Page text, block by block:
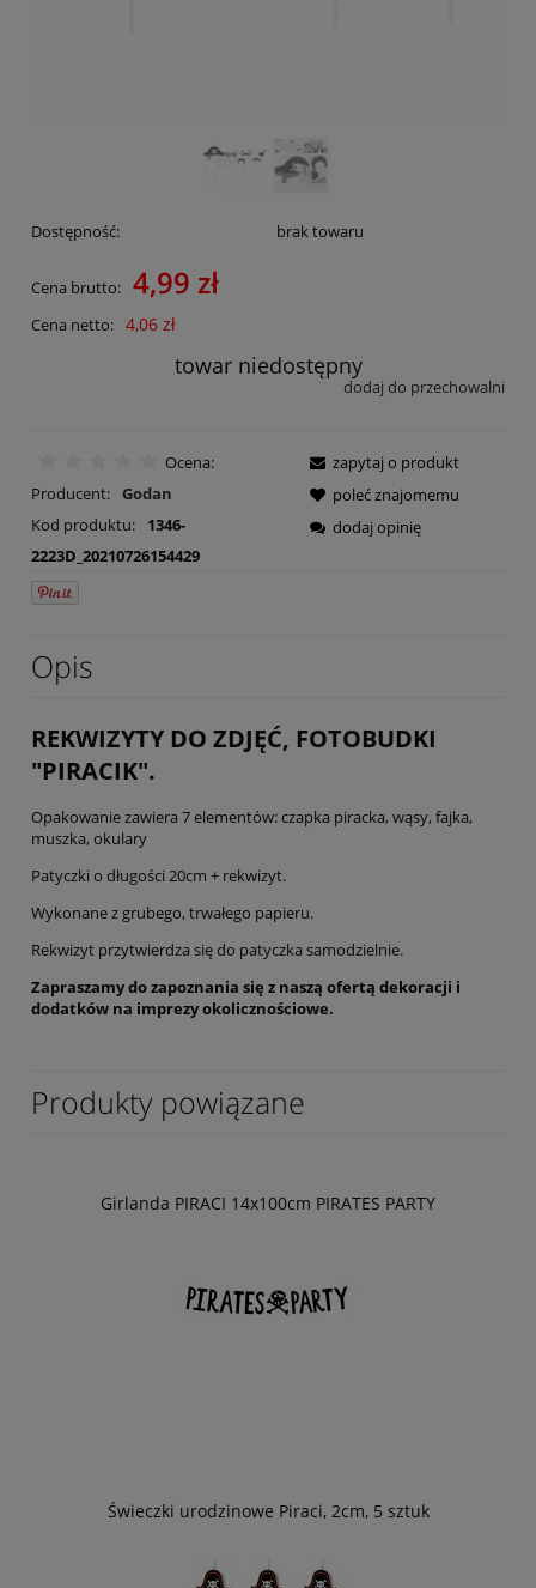
Dostępność: brak towaru
Cena brutto: 4,99 zł
Cena netto: 4,06 zł
towar niedostępny
dodaj do przechowalni
Ocena:
Producent: Godan
Kod produktu:
1346-
2223D_20210726154429
zapytaj o produkt
poleć znajomemu
dodaj opinię
Opis
REKWIZYTY DO ZDJĘĆ, FOTOBUDKI
"PIRACIK".
Opakowanie zawiera 7 elementów: czapka piracka, wąsy, fajka,
muszka, okulary
Patyczki o długości 20cm + rekwizyt.
Wykonane z grubego, trwałego papieru.
Rekwizyt przytwierdza się do patyczka samodzielnie.
Zapraszamy do zapoznania się z naszą ofertą dekoracji i
dodatków na imprezy okolicznościowe.
Produkty powiązane
Girlanda PIRACI 14x100cm PIRATES PARTY
Świeczki urodzinowe Piraci, 2cm, 5 sztuk